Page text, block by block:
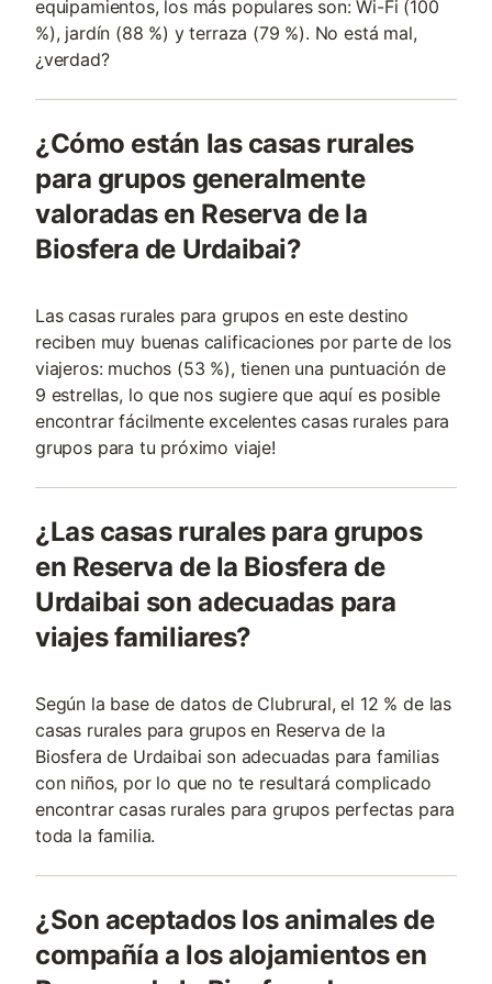
equipamientos, los más populares son: Wi-Fi (100
%), jardín (88 %) y terraza (79 %). No está mal,
¿verdad?
¿Cómo están las casas rurales
para grupos generalmente
valoradas en Reserva de la
Biosfera de Urdaibai?
Las casas rurales para grupos en este destino
reciben muy buenas calificaciones por parte de los
viajeros: muchos (53 %), tienen una puntuación de
9 estrellas, lo que nos sugiere que aquí es posible
encontrar fácilmente excelentes casas rurales para
grupos para tu próximo viaje!
¿Las casas rurales para grupos
en Reserva de la Biosfera de
Urdaibai son adecuadas para
viajes familiares?
Según la base de datos de Clubrural, el 12 % de las
casas rurales para grupos en Reserva de la
Biosfera de Urdaibai son adecuadas para familias
con niños, por lo que no te resultará complicado
encontrar casas rurales para grupos perfectas para
toda la familia.
¿Son aceptados los animales de
compañía a los alojamientos en